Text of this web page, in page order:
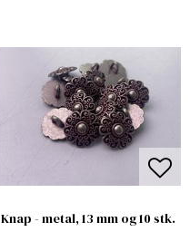
Knap - metal, 13 mm og 10 stk.